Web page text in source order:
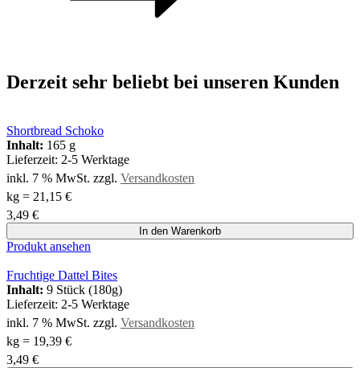
Derzeit sehr beliebt bei unseren Kunden
Shortbread Schoko
Inhalt: 165 g
Lieferzeit: 2-5 Werktage
inkl. 7 % MwSt. zzgl. Versandkosten
kg = 21,15 €
3,49 €
In den Warenkorb
Produkt ansehen
Fruchtige Dattel Bites
Inhalt: 9 Stück (180g)
Lieferzeit: 2-5 Werktage
inkl. 7 % MwSt. zzgl. Versandkosten
kg = 19,39 €
3,49 €